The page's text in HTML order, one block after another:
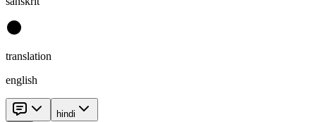
translation
english
hindi